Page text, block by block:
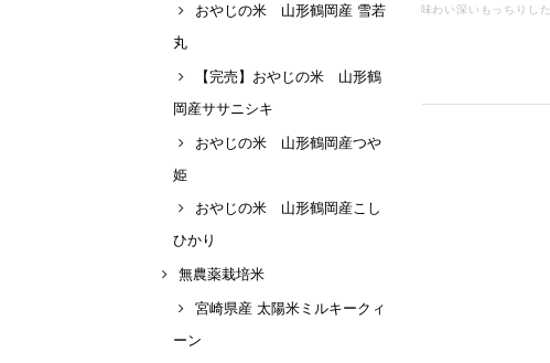
おやじの米 山形鶴岡産 雪若
丸
【完売】おやじの米 山形鶴
岡産ササニシキ
おやじの米 山形鶴岡産つや
姫
おやじの米 山形鶴岡産こし
ひかり
無農薬栽培米
宮崎県産 太陽米ミルキークィ
ーン